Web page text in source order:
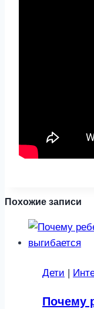
Похожие записи
Дети
Почему